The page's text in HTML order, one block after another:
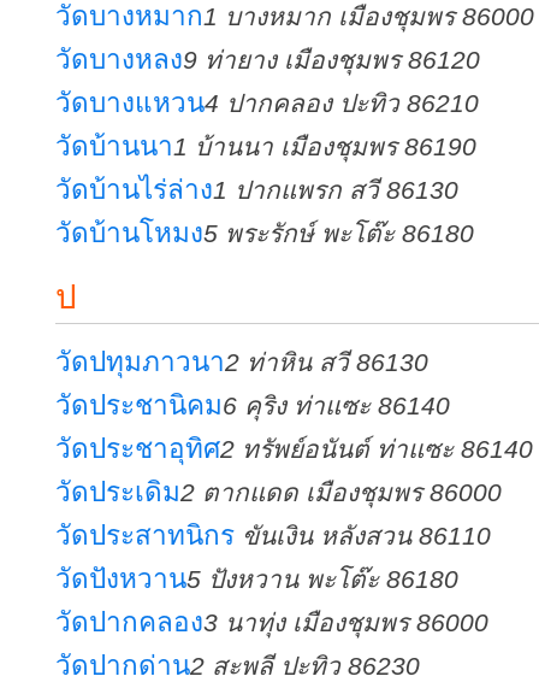
วัดบางหมาก1 บางหมาก เมืองชุมพร 86000
วัดบางหลง9 ท่ายาง เมืองชุมพร 86120
วัดบางแหวน4 ปากคลอง ปะทิว 86210
วัดบ้านนา1 บ้านนา เมืองชุมพร 86190
วัดบ้านไร่ล่าง1 ปากแพรก สวี 86130
วัดบ้านโหมง5 พระรักษ์ พะโต๊ะ 86180
ป
วัดปทุมภาวนา2 ท่าหิน สวี 86130
วัดประชานิคม6 คุริง ท่าแซะ 86140
วัดประชาอุทิศ2 ทรัพย์อนันต์ ท่าแซะ 86140
วัดประเดิม2 ตากแดด เมืองชุมพร 86000
วัดประสาทนิกร ขันเงิน หลังสวน 86110
วัดปังหวาน5 ปังหวาน พะโต๊ะ 86180
วัดปากคลอง3 นาทุ่ง เมืองชุมพร 86000
วัดปากด่าน2 สะพลี ปะทิว 86230